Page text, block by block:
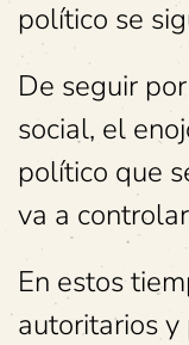
político se
De seguir
social, el
político que
va a
En estos
autoritarios